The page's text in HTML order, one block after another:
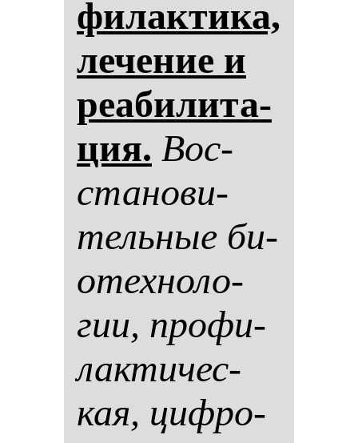
фи­лак­ти­ка,
ле­че­ние и
ре­аби­ли­та­
ция. Вос­
ста­но­ви­
тель­ные би­
отех­но­ло­
гии, про­фи­
лак­ти­чес­
кая, циф­ро­